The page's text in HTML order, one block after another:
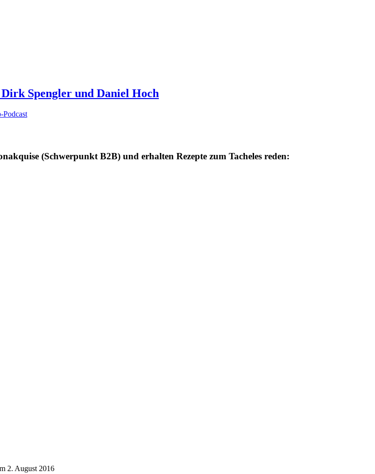
Spengler und Daniel Hoch
Podcast
(Schwerpunkt B2B) und erhalten Rezepte zum Tacheles reden:
2. August 2016